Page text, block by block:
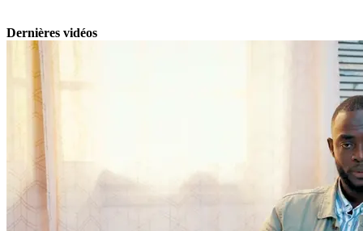
Dernières vidéos